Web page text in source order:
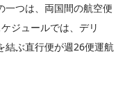
一つは、両国間の航空便
ジュールでは、デリ
結ぶ直行便が週26便運航